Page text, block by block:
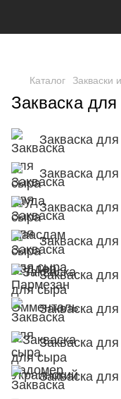
Каталог Закваски
Закваска
Закваска
Закваска
Закваска
Закваска
Закваска
Закваска
Закваска
Закваска